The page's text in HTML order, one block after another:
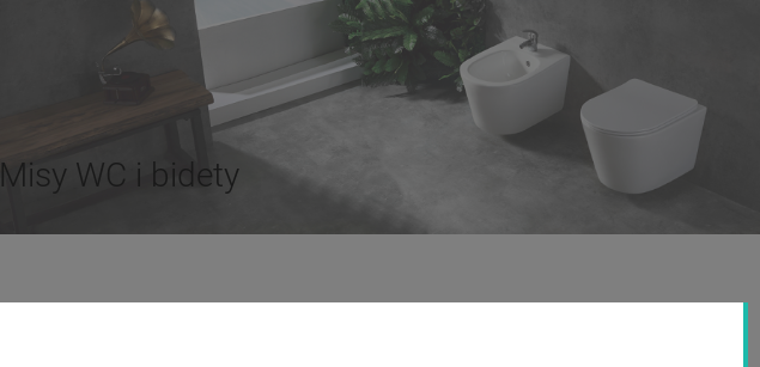
Misy WC i bidety